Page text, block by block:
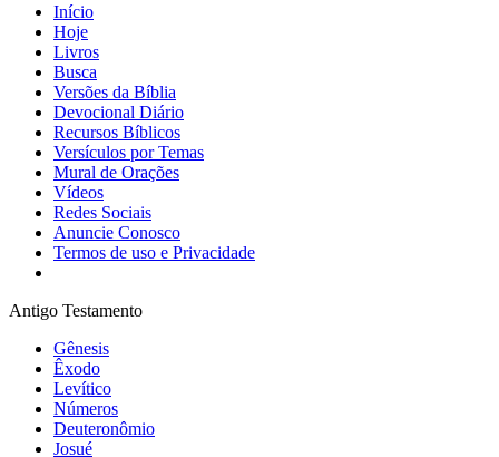
Início
Hoje
Livros
Busca
Versões da Bíblia
Devocional Diário
Recursos Bíblicos
Versículos por Temas
Mural de Orações
Vídeos
Redes Sociais
Anuncie Conosco
Termos de uso e Privacidade
Antigo Testamento
Gênesis
Êxodo
Levítico
Números
Deuteronômio
Josué